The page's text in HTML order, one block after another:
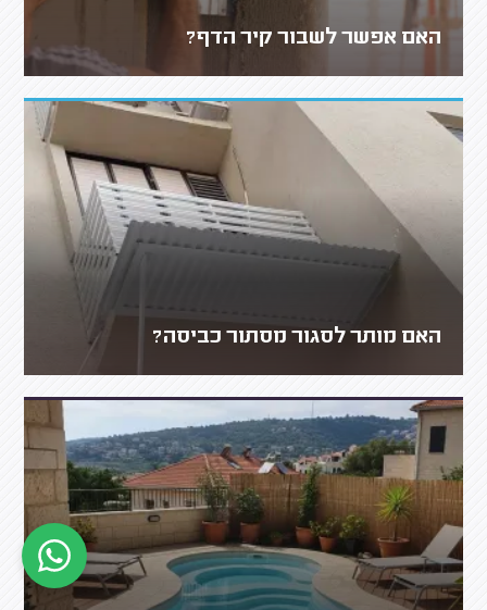
האם אפשר לשבור קיר הדף?
האם מותר לסגור מסתור כביסה?